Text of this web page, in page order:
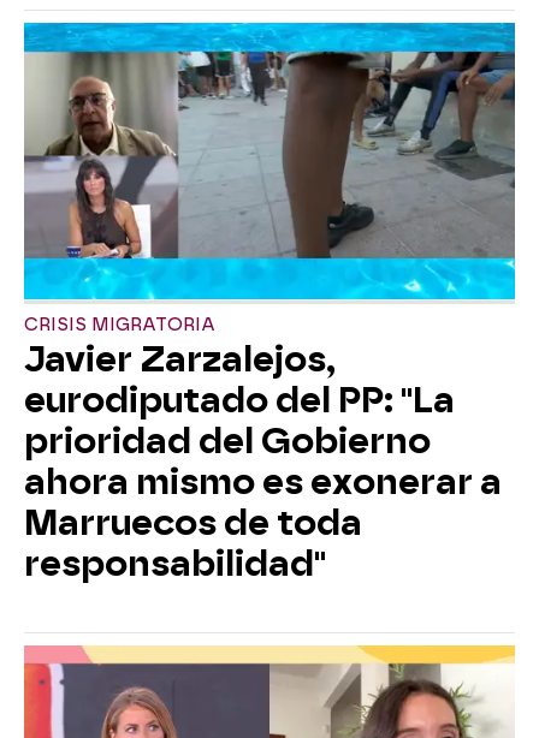
CRISIS MIGRATORIA
Javier Zarzalejos,
eurodiputado del PP: "La
prioridad del Gobierno
ahora mismo es exonerar a
Marruecos de toda
responsabilidad"